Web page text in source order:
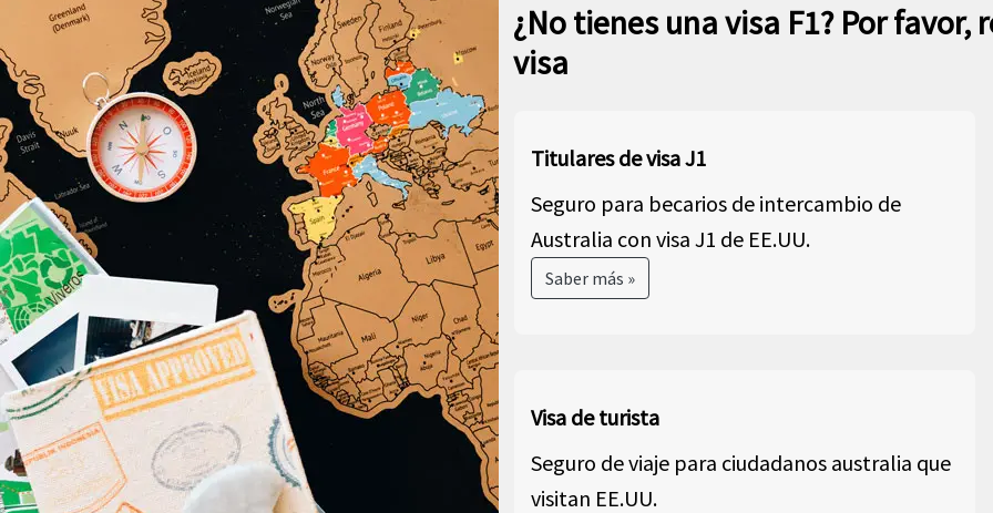
¿No tienes una visa F1? Por
visa
Titulares de visa J1
Seguro para becarios de intercambio de
Australia con visa J1 de EE.UU.
Saber más »
Visa de turista
Seguro de viaje para ciudadanos australia que
visitan EE.UU.